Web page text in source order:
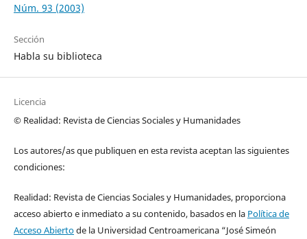
Núm. 93 (2003)
Sección
Habla su biblioteca
Licencia
© Realidad: Revista de Ciencias Sociales y Humanidades
Los autores/as que publiquen en esta revista aceptan las siguientes
condiciones:
Realidad: Revista de Ciencias Sociales y Humanidades, proporciona
acceso abierto e inmediato a su contenido, basados en la Política de
Acceso Abiertode la Universidad Centroamericana “José Simeón